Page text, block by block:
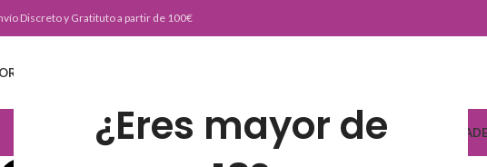
¿Eres mayor de
Discreto y Gratituto a partir de 100€
JUGUETERIA COSMETICA